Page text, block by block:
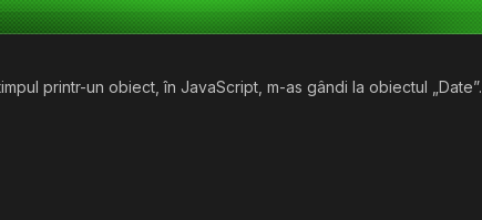
printr-un obiect, în JavaScript, m-as gândi la obiectul „Date”.